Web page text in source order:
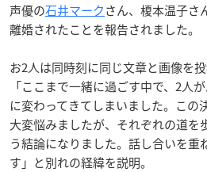
声優の石井マークさん、榎本温子
離婚されたことを報告されました。
お2人は同時刻に同じ文章と画像を
「ここまで一緒に過ごす中で、2人
に変わってきてしまいました。この
大変悩みましたが、それぞれの道を
う結論になりました。話し合いを重
す」と別れの経緯を説明。